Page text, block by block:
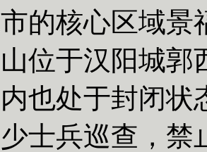
的核心区域景
于汉阳城郭
也处于封闭状
士兵巡查，